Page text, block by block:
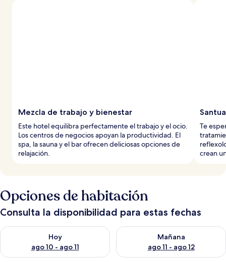
Mezcla de trabajo y bienestar
Este hotel equilibra perfectamente el trabajo y el ocio.
Los centros de negocios apoyan la productividad. El
spa, la sauna y el bar ofrecen deliciosas opciones de
relajación.
Te
crean
Opciones de habitación
Consulta la disponibilidad para estas fechas
Hoy
ago 10 - ago 11
Consulta la disponibilidad para hoy ago 10 - ago 11
Mañana
ago 11 - ago 12
Consulta la disponibilidad